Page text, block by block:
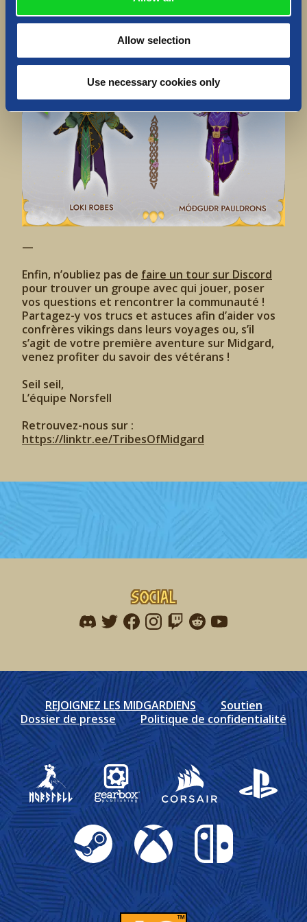
Allow selection
Use necessary cookies only
et nous offrirons l’objet gagnant sur tous nos
réseaux sociaux la semaine prochaine !
—
Enfin, n’oubliez pas de faire un tour sur Discord
pour trouver un groupe avec qui jouer, poser
vos questions et rencontrer la communauté !
Partagez-y vos trucs et astuces afin d’aider vos
confrères vikings dans leurs voyages ou, s’il
s’agit de votre première aventure sur Midgard,
venez profiter du savoir des vétérans !
Seil seil,
L’équipe Norsfell
Retrouvez-nous sur :
https://linktr.ee/TribesOfMidgard
Social
Find me on discord
Find me on twitter
Find me on facebook
Find me on instagram
Find me on twitch
Find me on reddit
Find me on
REJOIGNEZ LES MIDGARDIENS
Soutien
Dossier de presse
Politique de confidentialité
Gearbox Publishing
Corsair PlayStation
Steam Xbox Nintendo Switch